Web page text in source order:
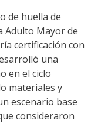
de huella de
Adulto Mayor de
certificación con
una
en el ciclo
materiales y
escenario base
consideraron